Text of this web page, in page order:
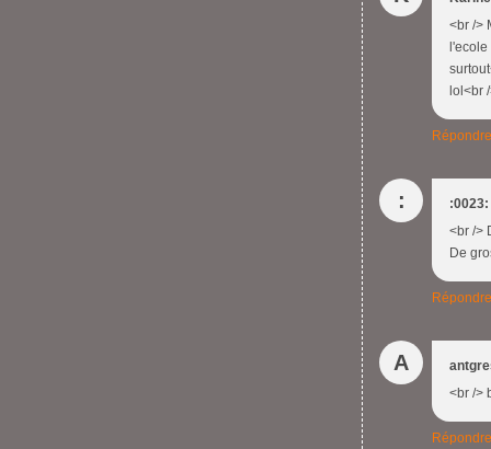
<br />
lol<br
Répondre
:
<br />
De
Répondre
A
<br />
Répondre